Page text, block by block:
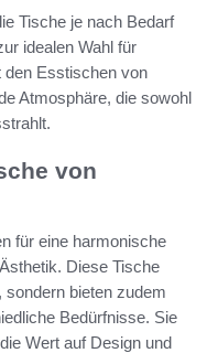
Tische je nach Bedarf
idealen Wahl für
den Esstischen von
Atmosphäre, die sowohl
von
für eine harmonische
Diese Tische
sondern bieten zudem
Bedürfnisse. Sie
Wert auf Design und